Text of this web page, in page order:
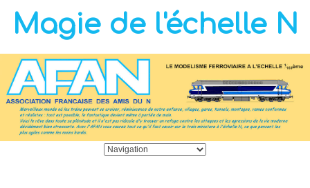
Magie de l'échelle N